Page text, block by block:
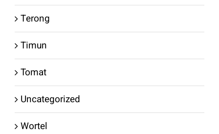
Terong
Timun
Tomat
Uncategorized
Wortel